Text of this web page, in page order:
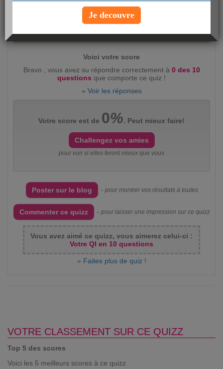
Evaluez ce quizz : intéressant (423)
Voici votre score
Bravo , vous avez su répondre correctement à 0 des 10
questions que comporte ce quiz !
» Voir les réponses
Votre score est de 0%. Peut mieux faire!
Challengez vos amies
pour voir si elles feront mieux que vous
Poster sur le blog - pour montrer vos résultats à toutes
Commenter ce quizz - pour laisser une impression sur ce quizz
Vous avez aimé ce quizz, vous aimerez celui-ci :
Votre QI en 10 questions
» Faites plus de quiz !
VOTRE CLASSEMENT SUR CE QUIZZ
Top 5 des scores
Voici les 5 meilleurs scores à ce quizz
Je decouvre